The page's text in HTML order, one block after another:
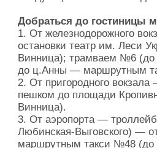
Добраться до гостиницы
1. От железнодорожного
остановки театр им. Леси
Винница); трамваем №6 (до
до ц.Анны — маршрутным
2. От пригородного
пешком до площади
Винница).
3. От аэропорта —
Любинская-Выговского) —
маршрутным такси №48 (до